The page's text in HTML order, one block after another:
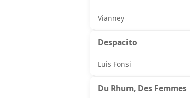
Vianney
Despacito
Luis Fonsi
Du Rhum, Des Femmes